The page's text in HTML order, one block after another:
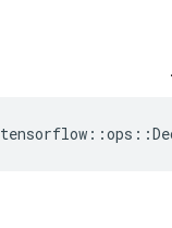
tensorflow ::ops ::